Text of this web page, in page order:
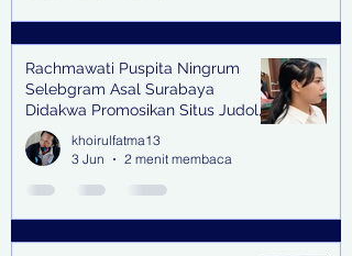
Rachmawati Puspita Ningrum
Selebgram Asal Surabaya
Didakwa Promosikan Situs Judol,
Raup Rp2 Juta dari Tiga Kali
Endorse
khoirulfatma13
3 Jun
2 menit membaca